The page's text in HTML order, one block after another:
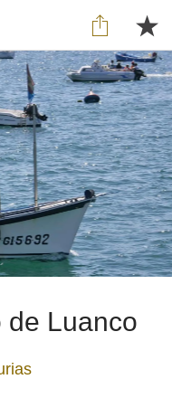
de Luanco